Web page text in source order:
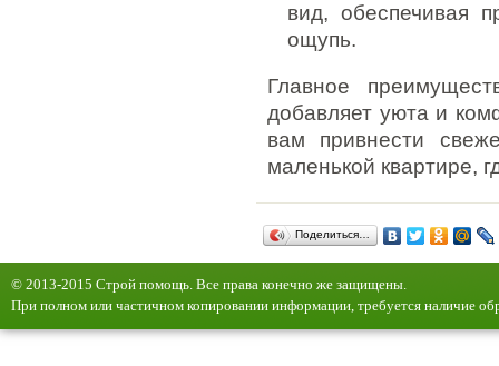
вид, обеспечивая
ощупь.
Главное
добавляет уюта и
вам привнести
маленькой квартире,
Поделиться…
© 2013-2015 Строй помощь. Все права конечно же защищены.
При полном или частичном копировании информации, требуется наличие